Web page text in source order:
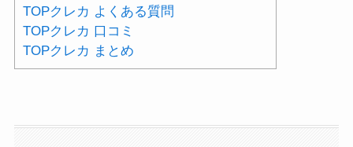
TOPクレカ よくある質問
TOPクレカ 口コミ
TOPクレカ まとめ